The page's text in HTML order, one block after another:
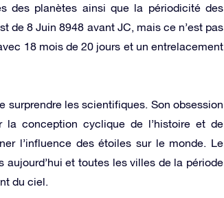
des planètes ainsi que la périodicité des
de 8 Juin 8948 avant JC, mais ce n’est pas
18 mois de 20 jours et un entrelacement
surprendre les scientifiques. Son obsession
conception cyclique de l’histoire et de
l’influence des étoiles sur le monde. Le
et toutes les villes de la période
du ciel.